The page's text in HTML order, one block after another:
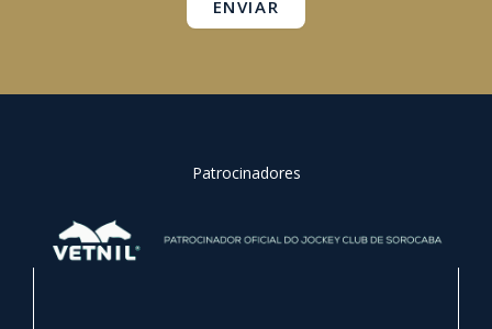
ENVIAR
Patrocinadores